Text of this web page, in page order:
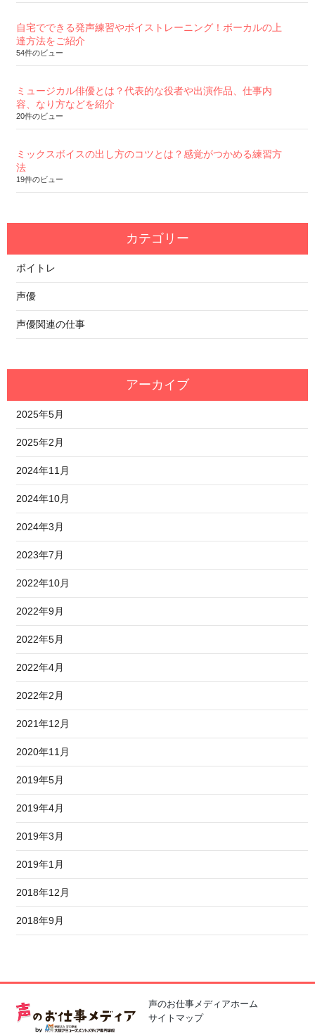
自宅でできる発声練習やボイストレーニング！ボーカルの上
達方法をご紹介
54件のビュー
ミュージカル俳優とは？代表的な役者や出演作品、仕事内
容、なり方などを紹介
20件のビュー
ミックスボイスの出し方のコツとは？感覚がつかめる練習方
法
19件のビュー
カテゴリー
ボイトレ
声優
声優関連の仕事
アーカイブ
2025年5月
2025年2月
2024年11月
2024年10月
2024年3月
2023年7月
2022年10月
2022年9月
2022年5月
2022年4月
2022年2月
2021年12月
2020年11月
2019年5月
2019年4月
2019年3月
2019年1月
2018年12月
2018年9月
声のお仕事メディアホーム
サイトマップ